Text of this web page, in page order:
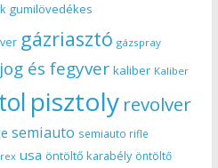
gumilövedékes
gázriasztó gázspray
jog és fegyver kaliber Kaliber
pisztoly revolver
semiauto semiauto rifle
usa öntöltő karabély öntöltő